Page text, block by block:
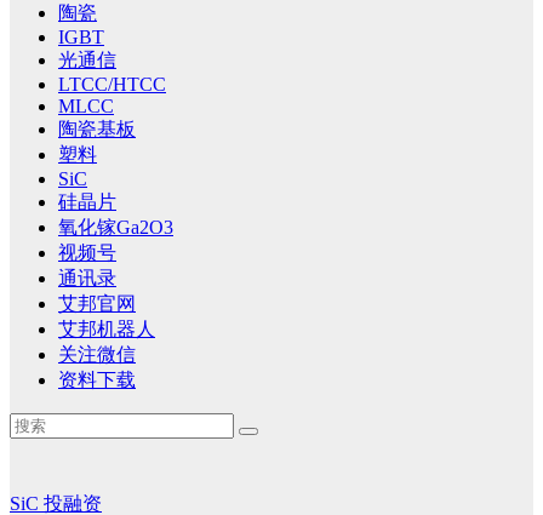
陶瓷
IGBT
光通信
LTCC/HTCC
MLCC
陶瓷基板
塑料
SiC
硅晶片
氧化镓Ga2O3
视频号
通讯录
艾邦官网
艾邦机器人
关注微信
资料下载
SiC 投融资